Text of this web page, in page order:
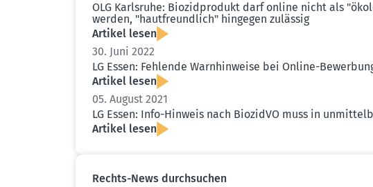
OLG Karlsruhe: Biozid­produkt darf online nicht als
werden, "hautfreundlich" hingegen zulässig
Artikel lesen
30. Juni 2022
LG Essen: Fehlende Warnhin­weise bei Online-
Artikel lesen
05. August 2021
LG Essen: Info-Hinweis nach BiozidVO muss in
Artikel lesen
Rechts-News durch­suchen